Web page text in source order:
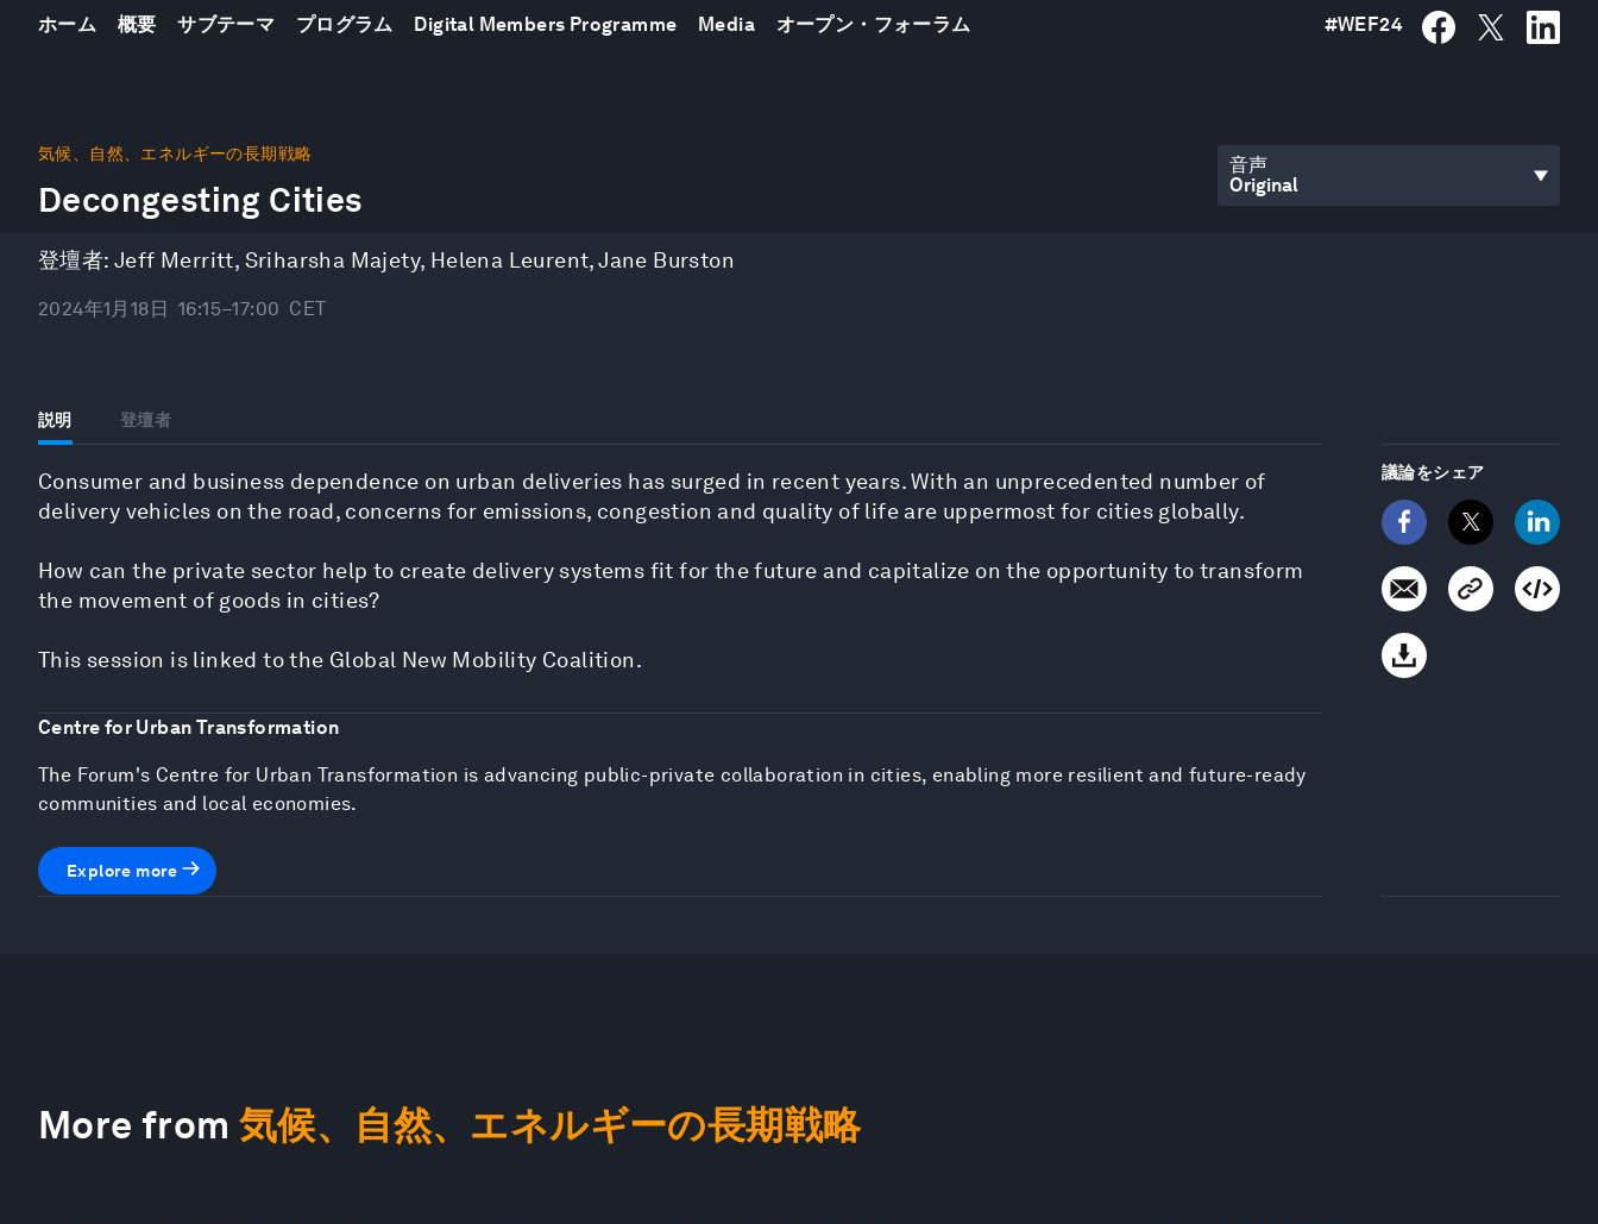
ホーム 概要 サブテーマ プログラム Digital Members Programme Media オープン・フォーラム #WEF24
気候、自然、エネルギーの長期戦略
Decongesting Cities
登壇者: Jeff Merritt, Sriharsha Majety, Helena Leurent,Jane Burston
2024年1月18日 16:15–17:00 CET
音声
説明 登壇者
Consumer and business dependence on urban deliveries has surged in recent years. With an unprecedented number of
delivery vehicles on the road, concerns for emissions, congestion and quality of life are uppermost for cities globally.
How can the private sector help to create delivery systems fit for the future and capitalize on the opportunity to transform
the movement of goods in cities?
This session is linked to the Global New Mobility Coalition.
Centre for Urban Transformation
The Forum's Centre for Urban Transformation is advancing public-private collaboration in cities, enabling more resilient and future-ready
communities and local economies.
Explore more
議論をシェア
More from 気候、自然、エネルギーの長期戦略
seconds
42
minutes,
seconds
Volume
90%